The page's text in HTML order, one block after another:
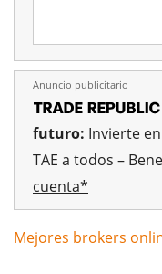
Anuncio publicitario
futuro: Invierte
TAE a todos –
cuenta*
Mejores brokers